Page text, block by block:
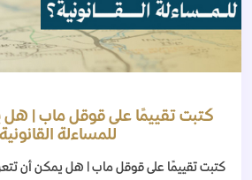
كتبت تقييمًا على قوقل ماب |
للمساءلة
كتبت تقييمًا على قوقل ماب | هل يمكن أن